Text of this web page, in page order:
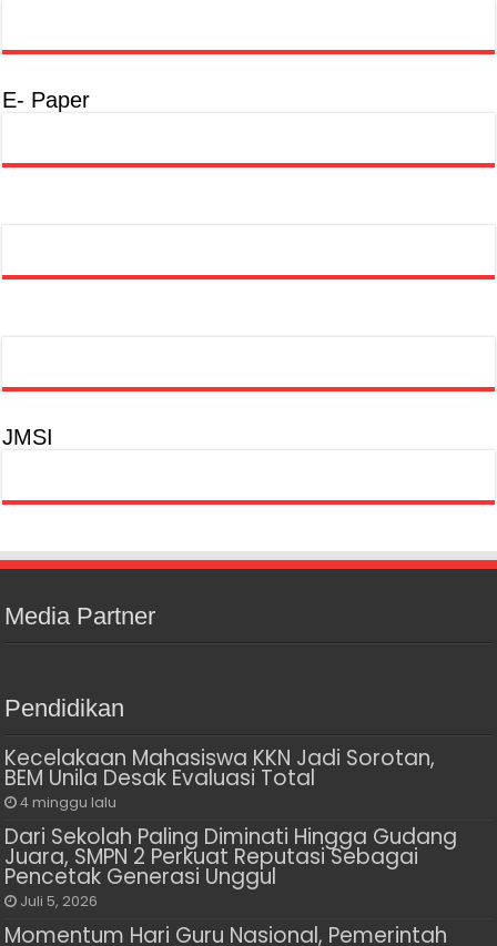
E- Paper
JMSI
Media Partner
Pendidikan
Kecelakaan Mahasiswa KKN Jadi Sorotan,
BEM Unila Desak Evaluasi Total
4 minggu lalu
Dari Sekolah Paling Diminati Hingga Gudang
Juara, SMPN 2 Perkuat Reputasi Sebagai
Pencetak Generasi Unggul
Juli 5, 2026
Momentum Hari Guru Nasional, Pemerintah